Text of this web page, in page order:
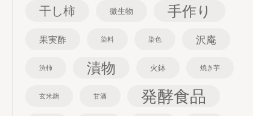
干し柿 微生物 手作り
果実酢 染料 染色 沢庵
渋柿 漬物 火鉢 焼き芋
玄米麹 甘酒 発酵食品